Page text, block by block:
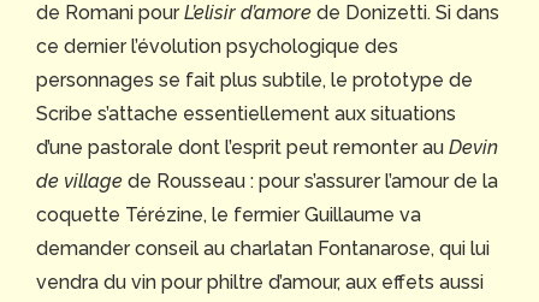
de Romani pourL’elisir d’amore de Donizetti. Si dans
ce dernier l’évolution psychologique des
personnages se fait plus subtile, le prototype de
Scribe s’attache essentiellement aux situations
d’une pastorale dont l’esprit peut remonter au Devin
de village de Rousseau : pour s’assurer l’amour de la
coquette Térézine, le fermier Guillaume va
demander conseil au charlatan Fontanarose, qui lui
vendra du vin pour philtre d’amour, aux effets aussi